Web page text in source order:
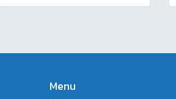
Menu